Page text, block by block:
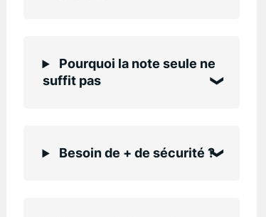
Pourquoi la note seule ne
suffit pas
Besoin de + de sécurité ?